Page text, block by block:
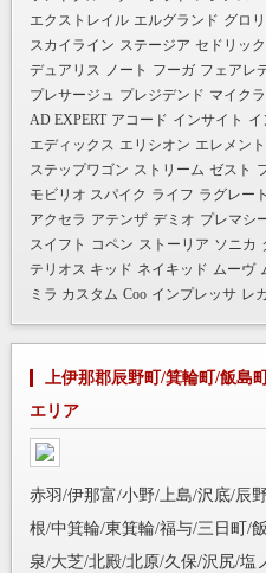
エクストレイル エルグランド グロ
スカイライン ステージア セドリック
デュアリス
ノート フーガ フェアレ
プレサージュ プレジデンド マイク
AD EXPERT アコード インサイト イ
エディックス エリシオン エレメント
ステップワゴン ストリーム ゼスト
モビリオ スパイク ライフ ラグレート
アクセラ アテンザ デミオ プレマシ
スイフト
コペン ストーリア ソニカ
テリオス キッド ネイキッド ムーヴ
ミラ カスタム Coo インプレッサ レ
上伊那郡辰野町/箕輪町/飯島町/南箕輪村/中川村/宮田村の出張
エリア
赤羽/伊那富/小野/上島/沢底/辰
根/中箕輪/東箕輪/福与/三日町/
泉/大芝/北殿/北原/久保/沢尻/塩